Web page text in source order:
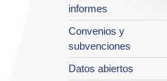
informes
Convenios y
subvenciones
Datos abiertos